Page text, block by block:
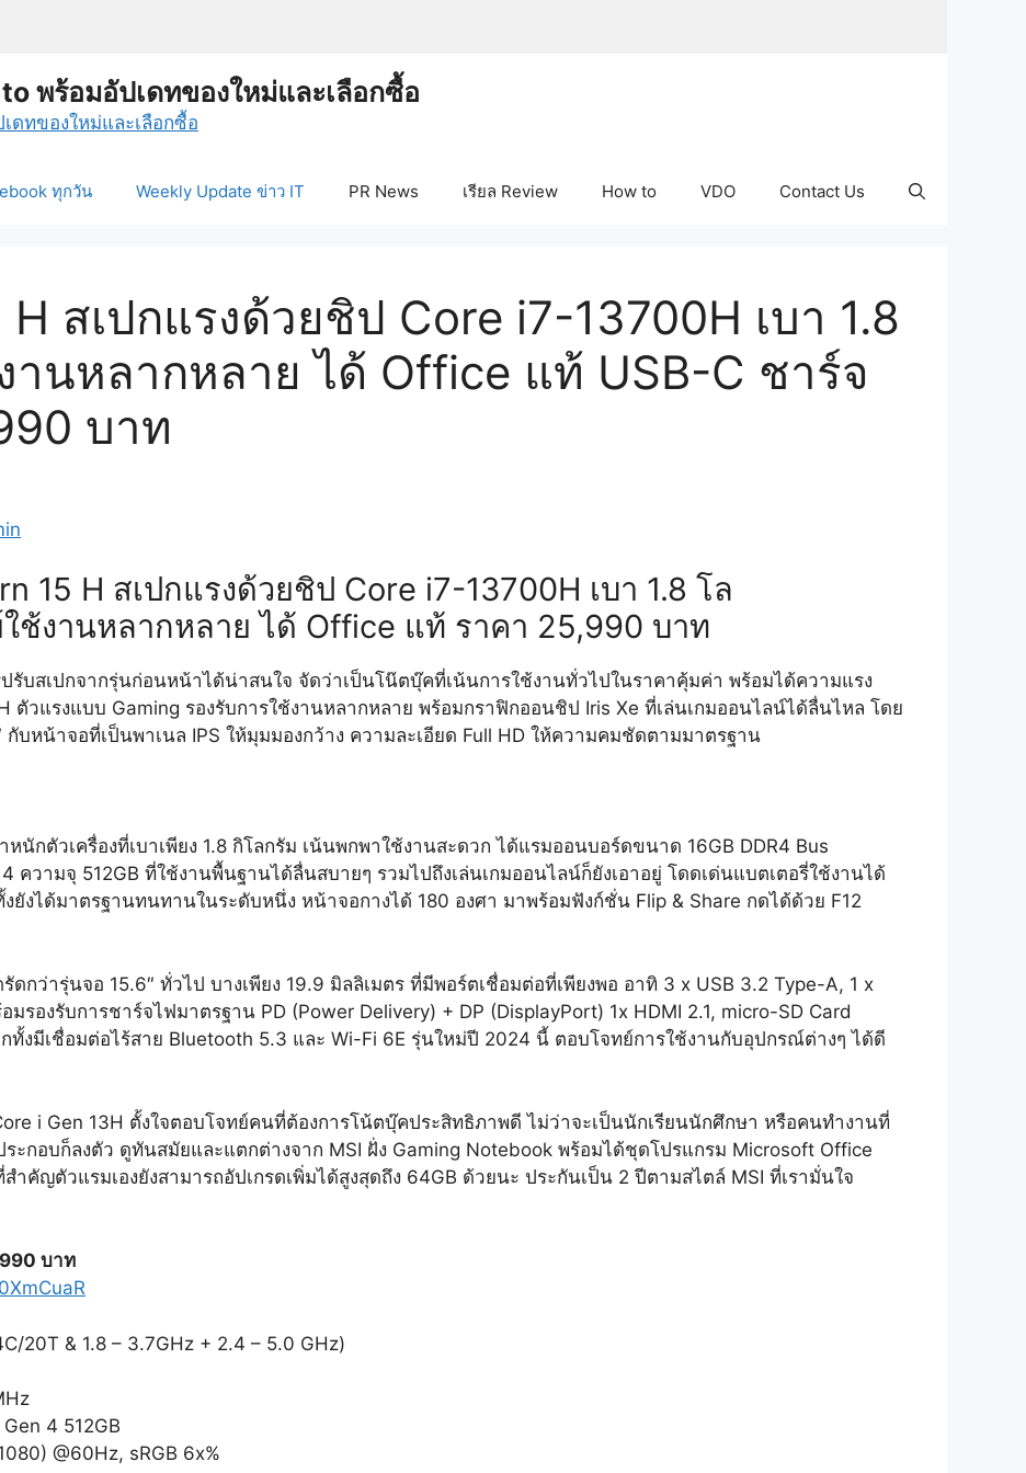
พร้อมอัปเดทของใหม่และเลือกซื้อ
ทุกวัน Weekly Update ข่าว IT PR News เรียล Review How to VDO Contact Us
สเปกแรงด้วยชิป Core i7-13700H เบา 1.8
านหลากหลาย ได้ Office แท้ USB-C ชาร์จ
บาท
15 H สเปกแรงด้วยชิป Core i7-13700H เบา 1.8 โล
ช้งานหลากหลาย ได้ Office แท้ ราคา 25,990 บาท
รับสเปกจากรุ่นก่อนหน้าได้น่าสนใจ จัดว่าเป็นโน๊ตบุ๊คที่เน้นการใช้งานทั่วไปในราคาคุ้มค่า พร้อมได้ความแรง
ตัวแรงแบบ Gaming รองรับการใช้งานหลากหลาย พร้อมกราฟิกออนชิป Iris Xe ที่เล่นเกมออนไลน์ได้ลื่นไหล โดย
บหน้าจอที่เป็นพาเนล IPS ให้มุมมองกว้าง ความละเอียด Full HD ให้ความคมชัดตามมาตรฐาน
นักตัวเครื่องที่เบาเพียง 1.8 กิโลกรัม เน้นพกพาใช้งานสะดวก ได้แรมออนบอร์ดขนาด 16GB DDR4 Bus
ความจุ 512GB ที่ใช้งานพื้นฐานได้ลื่นสบายๆ รวมไปถึงเล่นเกมออนไลน์ก็ยังเอาอยู่ โดดเด่นแบตเตอรี่ใช้งานได้
งได้มาตรฐานทนทานในระดับหนึ่ง หน้าจอกางได้ 180 องศา มาพร้อมฟังก์ชั่น Flip & Share กดได้ด้วย F12
ดกว่ารุ่นจอ 15.6″ ทั่วไป บางเพียง 19.9 มิลลิเมตร ที่มีพอร์ตเชื่อมต่อที่เพียงพอ อาทิ 3 x USB 3.2 Type-A, 1 x
รองรับการชาร์จไฟมาตรฐาน PD (Power Delivery) + DP (DisplayPort) 1x HDMI 2.1, micro-SD Card
งมีเชื่อมต่อไร้สาย Bluetooth 5.3 และ Wi-Fi 6E รุ่นใหม่ปี 2024 นี้ ตอบโจทย์การใช้งานกับอุปกรณ์ต่างๆ ได้ดี
i Gen 13H ตั้งใจตอบโจทย์คนที่ต้องการโน้ตบุ๊คประสิทธิภาพดี ไม่ว่าจะเป็นนักเรียนนักศึกษา หรือคนทำงานที่
ะกอบก็ลงตัว ดูทันสมัยและแตกต่างจาก MSI ฝั่ง Gaming Notebook พร้อมได้ชุดโปรแกรม Microsoft Office
ำคัญตัวแรมเองยังสามารถอัปเกรดเพิ่มได้สูงสุดถึง 64GB ด้วยนะ ประกันเป็น 2 ปีตามสไตล์ MSI ที่เรามั่นใจ
บาท
20T & 1.8 – 3.7GHz + 2.4 – 5.0 GHz)
4 512GB
@60Hz, sRGB 6x%